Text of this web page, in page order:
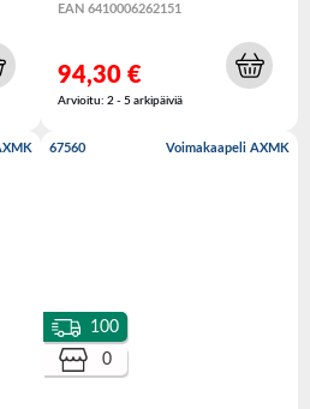
EAN 6410006262151
94,30 €
Arvioitu: 2 - 5 arkipäiviä
67560 Voimakaapeli AXMK
100
0